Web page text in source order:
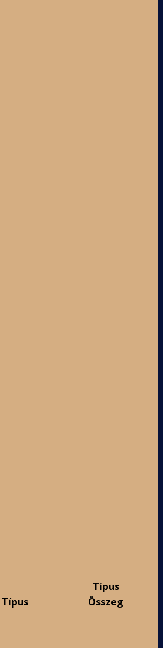
Típus
Típus
Összeg